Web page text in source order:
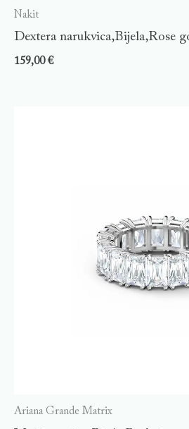
Nakit
Dextera narukvica,Bijela,Rose
159,00€
Ariana Grande Matrix